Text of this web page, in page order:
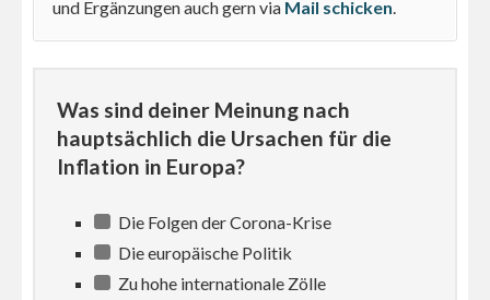
und Ergänzungen auch gern via Mail schicken
Was sind deiner Meinung nach
hauptsächlich die Ursachen für die
Inflation in Europa?
Die Folgen der Corona-Krise
Die europäische Politik
Zu hohe internationale Zölle